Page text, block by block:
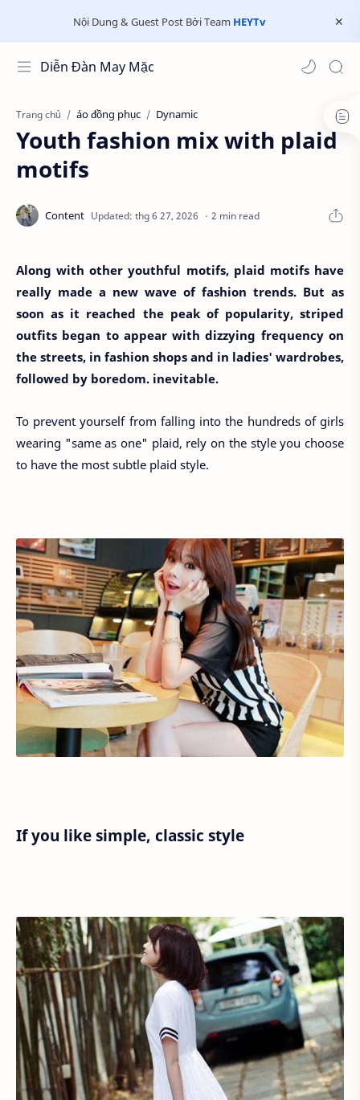
Nội Dung & Guest Post Bởi Team HEYTv
Diễn Đàn May Mặc
Trang chủ áo đồng phục Dynamic
Youth fashion mix with plaid
motifs
2 min read
Along with other youthful motifs, plaid motifs have
really made a new wave of fashion trends. But as
soon as it reached the peak of popularity, striped
outfits began to appear with dizzying frequency on
the streets, in fashion shops and in ladies' wardrobes,
followed by boredom. inevitable.
To prevent yourself from falling into the hundreds of girls
wearing "same as one" plaid, rely on the style you choose
to have the most subtle plaid style.
If you like simple, classic style